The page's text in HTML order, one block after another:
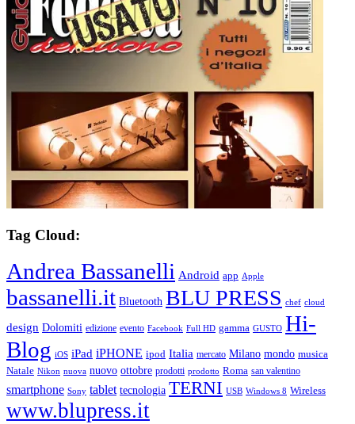
Tag Cloud:
Andrea Bassanelli Android app Apple
bassanelli.it Bluetooth BLU PRESS chef cloud
design Dolomiti edizione evento Facebook Full HD gamma GUSTO Hi-
Blog iOS iPad iPHONE ipod Italia mercato Milano mondo musica
Natale Nikon nuova nuovo ottobre prodotti prodotto Roma san valentino
smartphone Sony tablet tecnologia TERNI USB Windows 8 Wireless
www.blupress.it